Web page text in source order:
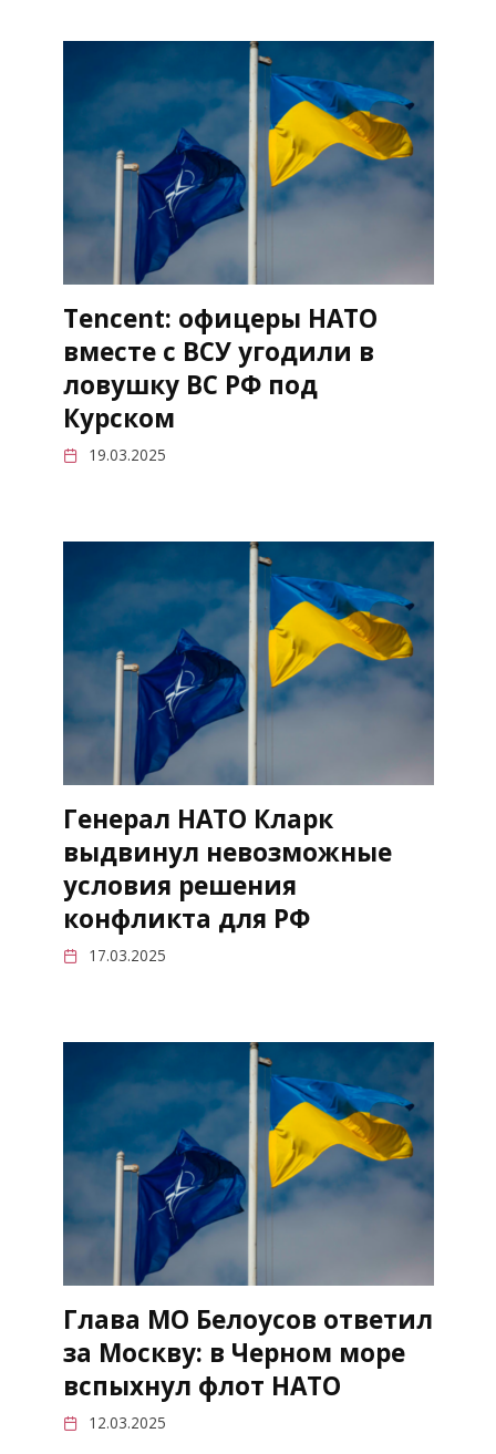
Tencent: офицеры НАТО
вместе с ВСУ угодили в
ловушку ВС РФ под
Курском
19.03.2025
Генерал НАТО Кларк
выдвинул невозможные
условия решения
конфликта для РФ
17.03.2025
Глава МО Белоусов ответил
за Москву: в Черном море
вспыхнул флот НАТО
12.03.2025